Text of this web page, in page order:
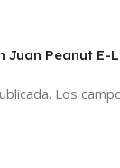
Juan Peanut E-
Los